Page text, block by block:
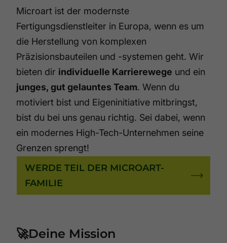
Microart ist der modernste
Fertigungsdienstleiter in Europa, wenn es um
die Herstellung von komplexen
Präzisionsbauteilen und -systemen geht. Wir
bieten dir individuelle Karrierewege und ein
junges, gut gelauntes Team. Wenn du
motiviert bist und Eigeninitiative mitbringst,
bist du bei uns genau richtig. Sei dabei, wenn
ein modernes High-Tech-Unternehmen seine
Grenzen sprengt!
WERDE TEIL DER MICROART-
FAMILIE
🚀Deine Mission